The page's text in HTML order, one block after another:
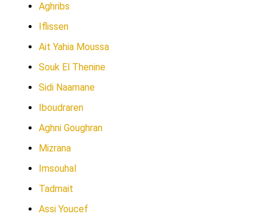
Aghribs
Iflissen
Ait Yahia Moussa
Souk El Thenine
Sidi Naamane
Iboudraren
Aghni Goughran
Mizrana
Imsouhal
Tadmait
Assi Youcef